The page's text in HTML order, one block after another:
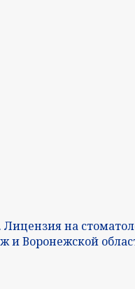
на
и Воронежской